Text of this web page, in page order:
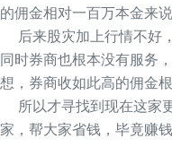
的佣金相对一百万本金来
后来股灾加上行情不好
同时券商也根本没有服务
想，券商收如此高的佣金
所以才寻找到现在这家
家，帮大家省钱，毕竟赚